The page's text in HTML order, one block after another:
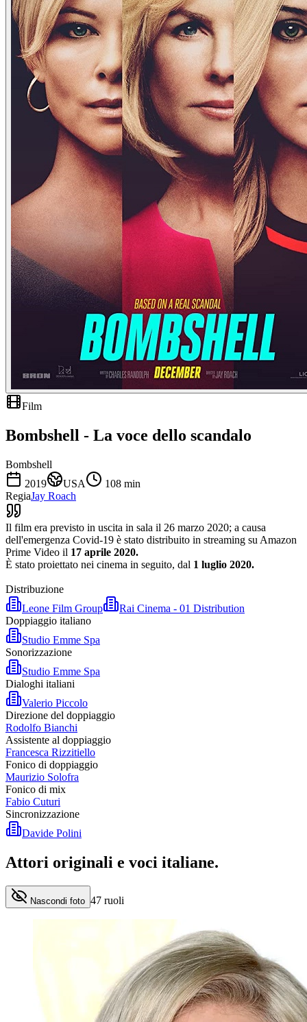
Film
Bombshell - La voce dello scandalo
Bombshell
2019
USA 108 min
RegiaJay Roach
Il film era previsto in uscita in sala il 26 marzo 2020; a causa
dell'emergenza Covid-19 è stato distribuito in streaming su Amazon
Prime Video il 17 aprile 2020.
È stato proiettato nei cinema in seguito, dal 1 luglio 2020.
Distribuzione
Leone Film Group
Rai Cinema - 01 Distribution
Doppiaggio italiano
Studio Emme Spa
Sonorizzazione
Studio Emme Spa
Dialoghi italiani
Valerio Piccolo
Direzione del doppiaggio
Rodolfo Bianchi
Assistente al doppiaggio
Francesca Rizzitiello
Fonico di doppiaggio
Maurizio Solofra
Fonico di mix
Fabio Cuturi
Sincronizzazione
Davide Polini
Attori originali e voci italiane.
Nascondi foto 47 ruoli